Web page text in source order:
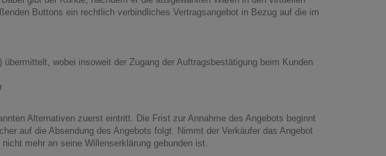
Buttons ein rechtlich verbindliches Vertragsangebot in Bezug auf die im
wobei insoweit der Zugang der Auftragsbestätigung beim Kunden
Alternativen zuerst eintritt. Die Frist zur Annahme des Angebots beginnt
auf die Absendung des Angebots folgt. Nimmt der Verkäufer das Angebot
mehr an seine Willenserklärung gebunden ist.